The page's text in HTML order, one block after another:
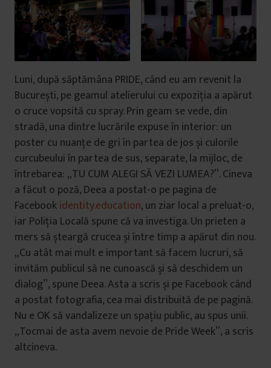
Luni, după săptămâna PRIDE, când eu am revenit la
București, pe geamul atelierului cu expoziția a apărut
o cruce vopsită cu spray. Prin geam se vede, din
stradă, una dintre lucrările expuse în interior: un
poster cu nuanțe de gri în partea de jos și culorile
curcubeului în partea de sus, separate, la mijloc, de
întrebarea: „TU CUM ALEGI SĂ VEZI LUMEA?”. Cineva
a făcut o poză, Deea a postat-o pe pagina de
Facebookidentity.education, un ziar local a preluat-o,
iar Poliția Locală spune că va investiga. Un prieten a
mers să șteargă crucea și între timp a apărut din nou.
„Cu atât mai mult e important să facem lucruri, să
invităm publicul să ne cunoască și să deschidem un
dialog”, spune Deea. Asta a scris și pe Facebook când
a postat fotografia, cea mai distribuită de pe pagină.
Nu e OK să vandalizeze un spațiu public, au spus unii.
„Tocmai de asta avem nevoie de Pride Week”, a scris
altcineva.